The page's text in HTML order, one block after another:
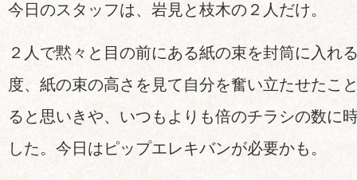
今日のスタッフは、岩見と枝木の２人だけ。
２人で黙々と目の前にある紙の束を封筒に入れ
度、紙の束の高さを見て自分を奮い立たせたこ
ると思いきや、いつもよりも倍のチラシの数に
した。今日はピップエレキバンが必要かも。